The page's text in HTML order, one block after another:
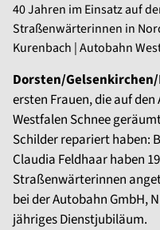
40 Jahren im Einsatz auf
Straßenwärterinnen in
Kurenbach | Autobahn
Dorsten/
ersten Frauen, die auf
Westfalen Schnee
Schilder repariert haben:
Claudia Feldhaar haben
Straßenwärterinnen
bei der Autobahn GmbH,
jähriges Dienstjubiläum.